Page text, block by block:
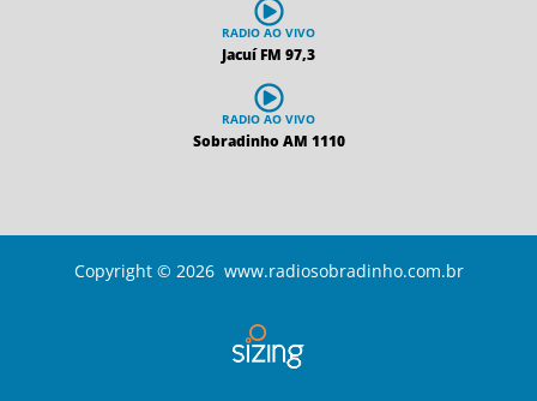
RADIO AO VIVO
Jacuí FM 97,3
RADIO AO VIVO
Sobradinho AM 1110
Copyright © 2026 www.radiosobradinho.com.br